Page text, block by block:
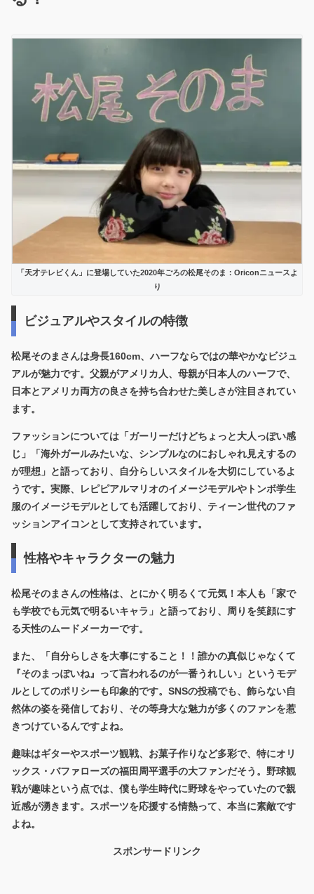
「天才テレビくん」に登場していた2020年ごろの松尾そのま：Oriconニュースよ
り
ビジュアルやスタイルの特徴
松尾そのまさんは身長160cm、ハーフならではの華やかなビジュ
アルが魅力です。父親がアメリカ人、母親が日本人のハーフで、
日本とアメリカ両方の良さを持ち合わせた美しさが注目されてい
ます。
ファッションについては「ガーリーだけどちょっと大人っぽい感
じ」「海外ガールみたいな、シンプルなのにおしゃれ見えするの
が理想」と語っており、自分らしいスタイルを大切にしているよ
うです。実際、レピピアルマリオのイメージモデルやトンボ学生
服のイメージモデルとしても活躍しており、ティーン世代のファ
ッションアイコンとして支持されています。
性格やキャラクターの魅力
松尾そのまさんの性格は、 とにかく明るくて元気 ！本人も「家で
も学校でも元気で明るいキャラ」と語っており、周りを笑顔にす
る天性のムードメーカーです。
また、「自分らしさを大事にすること！！誰かの真似じゃなくて
『そのまっぽいね』って言われるのが一番うれしい」というモデ
ルとしてのポリシーも印象的です。SNSの投稿でも、飾らない自
然体の姿を発信しており、その等身大な魅力が多くのファンを惹
きつけているんですよね。
趣味はギターやスポーツ観戦、お菓子作りなど多彩で、特にオリ
ックス・バファローズの福田周平選手の大ファンだそう。野球観
戦が趣味という点では、僕も学生時代に野球をやっていたので親
近感が湧きます。スポーツを応援する情熱って、本当に素敵です
よね。
スポンサードリンク